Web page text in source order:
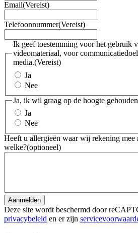
Email(Vereist)
Telefoonnummer(Vereist)
Ik geef toestemming voor het gebruik
videomateriaal, voor
media.(Vereist)
Ja
Nee
Ja, ik wil graag op de hoogte
Ja
Nee
Heeft u allergieën waar wij rekening mee
welke?(optioneel)
Aanmelden
Deze site wordt beschermd door
privacybeleid en er zijn